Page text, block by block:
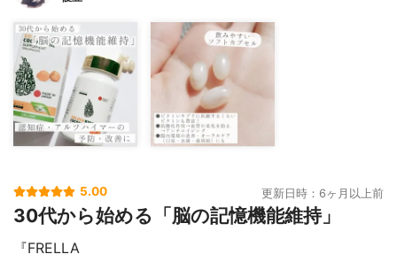
5.00 更新日時：6ヶ月以上前
30代から始める「脳の記憶機能維持」
『FRELLA